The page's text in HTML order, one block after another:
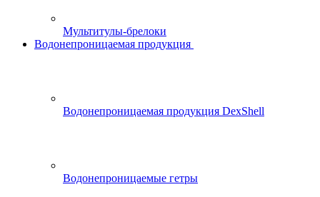
Мультитулы-брелоки
Водонепроницаемая продукция
Водонепроницаемая продукция DexShell
Водонепроницаемые гетры